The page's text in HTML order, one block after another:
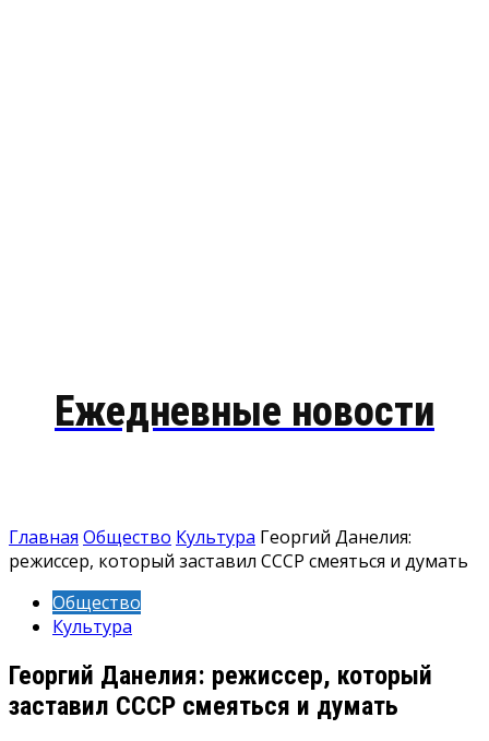
Ежедневные новости
Главная Общество Культура Георгий Данелия:
режиссер, который заставил СССР смеяться и думать
Общество
Культура
Георгий Данелия: режиссер, который
заставил СССР смеяться и думать